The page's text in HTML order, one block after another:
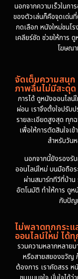
นอกจากความเร็วในก
ของตัวเล่นก็คือจุดเด่น
กดเลือก หนังใหม่ชนโ
เคลียร์ชัด ช่วยให้การ
โฆษณ
จัดเต็มความสนุ
ภาพลื่นไม่มีสะดุด
การได้ ดูหนังออนไล
ผ่อน เราจึงตั้งใจปรับ
รายละเอียดสูงสุด ทุก
เพื่อให้การตัดสินใจเ
สำหรับวัน
นอกจากนี้ยังรองรั
ออนไลน์ใหม่ บนมือถือ
ผ่านสมาร์ททีวีที่บ้าน
อัตโนมัติ ทำให้การ ดูห
กับปัญ
ไม่พลาดทุกกระ
ออนไลน์ใหม่ ได้
รวมความหลากหลายม
หรือสายสยองขวัญ
ต้องการ เราคัดสรร ห